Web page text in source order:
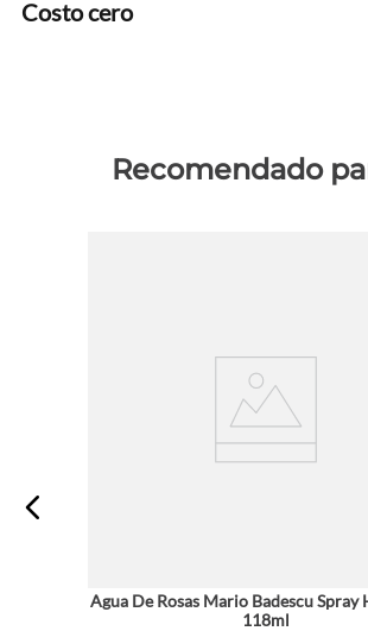
Costo cero
Recomendado
Agua De Rosas Mario Badescu Spray
118ml